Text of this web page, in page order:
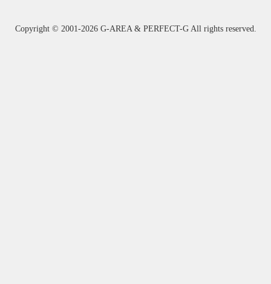
Copyright © 2001-2026 G-AREA & PERFECT-G All rights reserved.